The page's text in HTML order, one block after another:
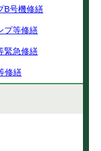
B号機修繕
プ等修繕
緊急修繕
修繕